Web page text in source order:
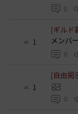
0
1
[ギルド
メンバ
0
1
[自由掲
0